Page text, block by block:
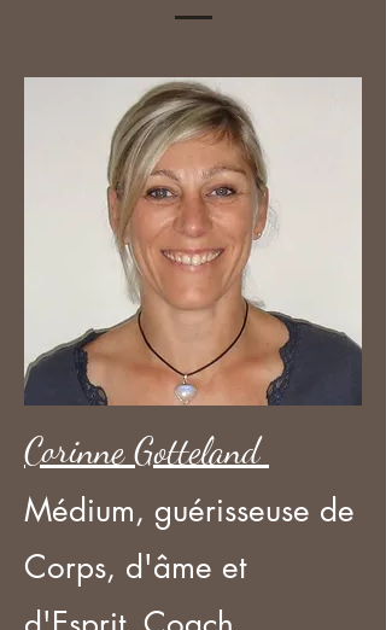
Corinne Gotteland
Médium, guérisseuse de
Corps, d'âme et